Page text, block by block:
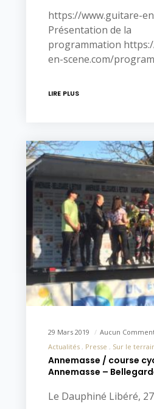
https://www.guitare-
Présentation de la
programmation
en-scene.com/
LIRE PLUS
29 Mars 2019
Aucun
Actualités
Presse Sur le
Annemasse / course
Annemasse –
Le Dauphiné Libéré,